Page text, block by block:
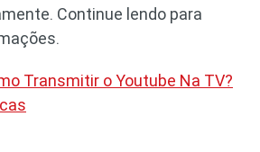
Continue lendo para
Transmitir o Youtube Na TV?